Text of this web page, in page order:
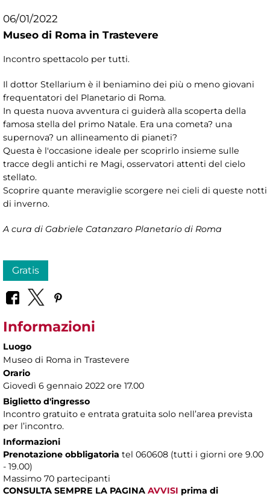
06/01/2022
Museo di Roma in Trastevere
Incontro spettacolo per tutti.
Il dottor Stellarium è il beniamino dei più o meno giovani
frequentatori del Planetario di Roma.
In questa nuova avventura ci guiderà alla scoperta della
famosa stella del primo Natale. Era una cometa? una
supernova? un allineamento di pianeti?
Questa è l'occasione ideale per scoprirlo insieme sulle
tracce degli antichi re Magi, osservatori attenti del cielo
stellato.
Scoprire quante meraviglie scorgere nei cieli di queste notti
di inverno.
A cura di Gabriele Catanzaro Planetario di Roma
Gratis
Informazioni
Luogo
Museo di Roma in Trastevere
Orario
Giovedì 6 gennaio 2022 ore 17.00
Biglietto d'ingresso
Incontro gratuito e entrata gratuita solo nell’area prevista
per l’incontro.
Informazioni
Prenotazione obbligatoria tel 060608 (tutti i giorni ore 9.00
- 19.00)
Massimo 70 partecipanti
CONSULTA SEMPRE LA PAGINA AVVISI prima di